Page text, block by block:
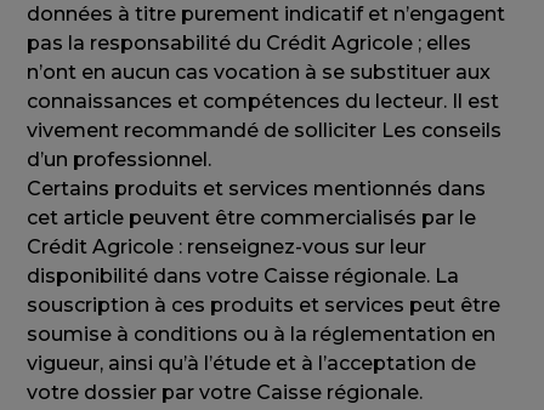
données à titre purement indicatif et n’engagent
pas la responsabilité du Crédit Agricole ; elles
n’ont en aucun cas vocation à se substituer aux
connaissances et compétences du lecteur. Il est
vivement recommandé de solliciter Les conseils
d’un professionnel.
Certains produits et services mentionnés dans
cet article peuvent être commercialisés par le
Crédit Agricole : renseignez-vous sur leur
disponibilité dans votre Caisse régionale. La
souscription à ces produits et services peut être
soumise à conditions ou à la réglementation en
vigueur, ainsi qu’à l’étude et à l’acceptation de
votre dossier par votre Caisse régionale.